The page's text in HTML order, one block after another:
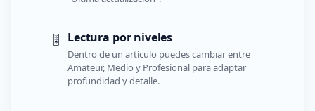
🎚️ Lectura por niveles
Dentro de un artículo puedes cambiar entre
Amateur, Medio y Profesional para adaptar
profundidad y detalle.